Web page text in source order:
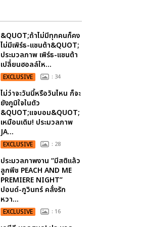
&QUOT;ถ้าไม่มีทุกคนก็คง
ไม่มีเพิร์ธ-แซนต้า&QUOT;
ประมวลภาพ เพิร์ธ-แซนต้า
เปลี่ยนฮอลล์ให...
EXCLUSIVE : 34
ไม่ว่าจะวันนี้หรือวันไหน ก็จะ
ยังภูมิใจในตัว
&QUOT;แจบอม&QUOT;
เหมือนเดิม! ประมวลภาพ
JA...
EXCLUSIVE : 28
ประมวลภาพงาน “มีสติแล้ว
ลูกพีช PEACH AND ME
PREMIERE NIGHT”
ปอนด์-ภูวินทร์ คลั่งรัก
หวา...
EXCLUSIVE : 16